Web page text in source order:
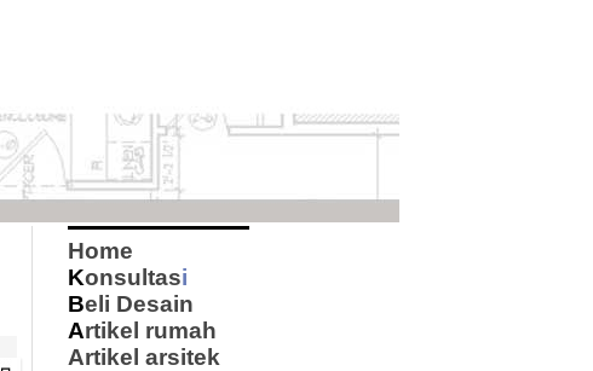
Home
Konsultasi
Beli Desain
Artikel rumah
Artikel arsitek